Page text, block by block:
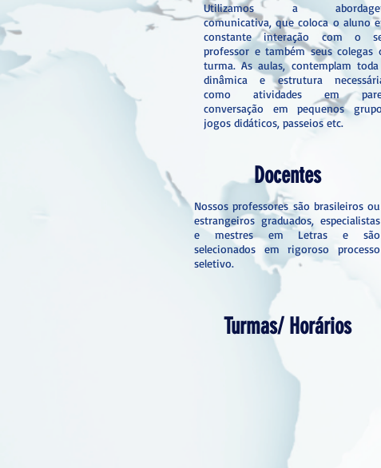
Utilizamos a
comunicativa, que coloca o aluno
constante interação com o
professor e também seus colegas
turma. As aulas, contemplam
dinâmica e estrutura
como atividades em
conversação em pequenos
jogos didáticos, passeios etc.
Docentes
Nossos professores são brasileiros ou
estrangeiros graduados, especialistas
e mestres em Letras e são
selecionados em rigoroso processo
seletivo.
Turmas/ Horários